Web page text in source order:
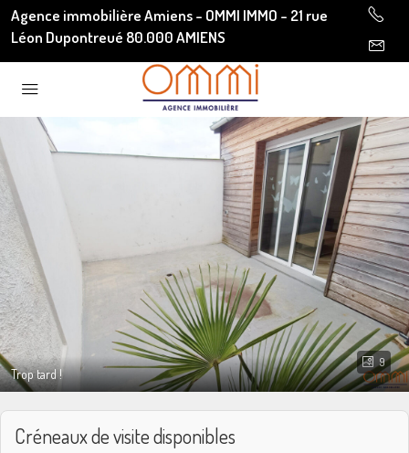
Agence immobilière Amiens - OMMI IMMO - 21 rue
Léon Dupontreué 80.000 AMIENS
9
Trop tard !
Créneaux de visite disponibles